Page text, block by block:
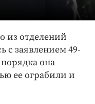
из отделений
с заявлением 49-
она
ее ограбили и